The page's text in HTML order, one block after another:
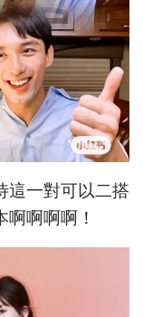
這一對可以二搭
啊啊啊！